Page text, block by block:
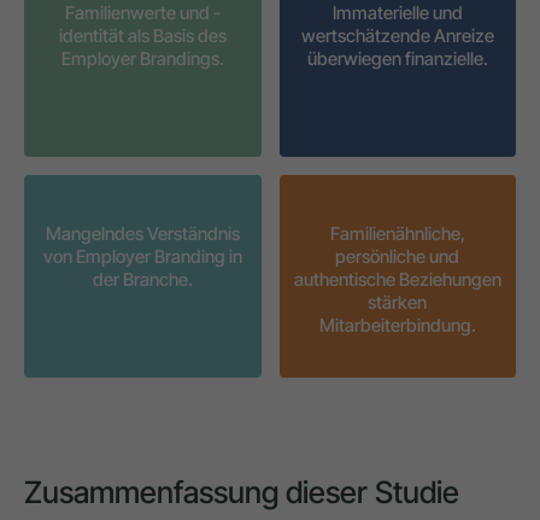
Familienwerte und -
identität als Basis des
Employer Brandings.
Immaterielle und
wertschätzende Anreize
überwiegen finanzielle.
Mangelndes Verständnis
von Employer Branding in
der Branche.
Familienähnliche,
persönliche und
authentische Beziehungen
stärken
Mitarbeiterbindung.
Zusammenfassung dieser Studie